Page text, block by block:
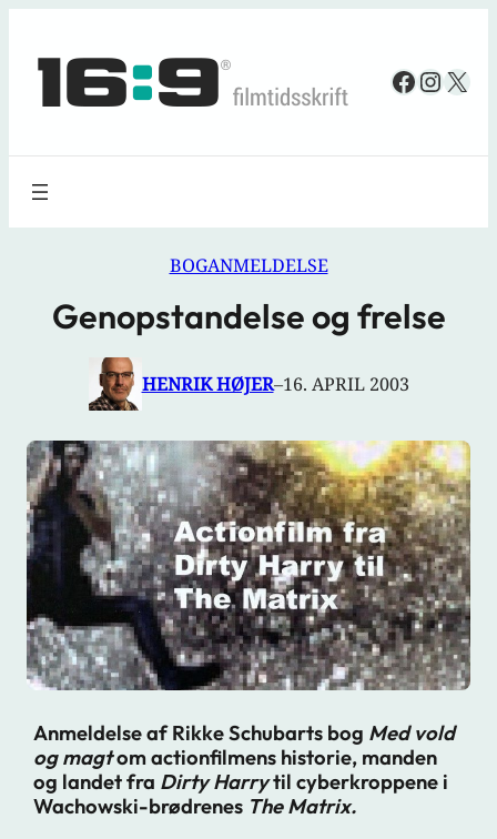
indhold
X
BOGANMELDELSE
Genopstandelse og frelse
HENRIK HØJER–16. APRIL 2003
Anmeldelse af Rikke Schubarts bog Med vold
og magtom actionfilmens historie, manden
og landet fra Dirty Harrytil cyberkroppene i
Wachowski-brødrenes The Matrix.